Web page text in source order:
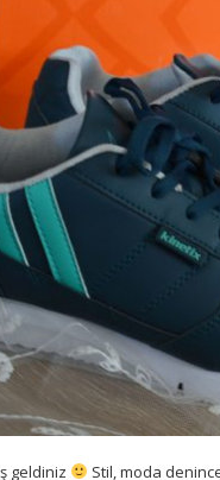
geldiniz
Stil, moda